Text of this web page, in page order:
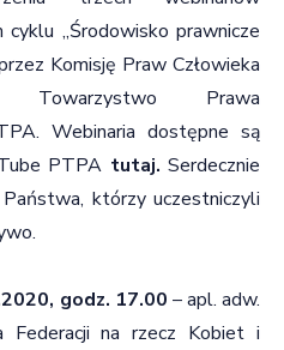
cyklu „Środowisko prawnicze
Komisję Praw Człowieka
Prawa
Webinaria dostępne są
PTPA tutaj. Serdecznie
którzy uczestniczyli
godz. 17.00 –apl. adw.
Federacji na rzecz Kobiet i